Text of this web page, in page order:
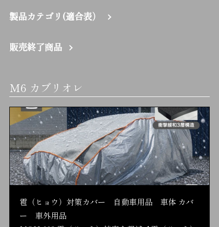
製品カテゴリ(適合表）
販売終了商品
M6 カブリオレ
雹（ヒョウ）対策カバー 自動車用品 車体 カバ
ー 車外用品